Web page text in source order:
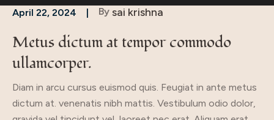
April 22, 2024 By sai krishna
Metus dictum at tempor commodo
ullamcorper.
Diam in arcu cursus euismod quis. Feugiat in ante metus
dictum at. venenatis nibh mattis. Vestibulum odio dolor,